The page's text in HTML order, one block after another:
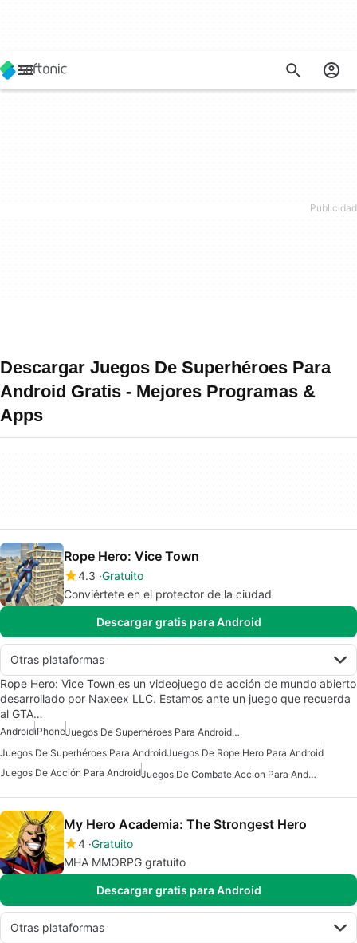
Descargar Juegos De Superhéroes Para
Android Gratis - Mejores Programas &
Apps
Rope Hero: Vice Town
4.3 Gratuito
Conviértete en el protector de la ciudad
Descargar gratis para Android
Otras plataformas
Rope Hero: Vice Town es un videojuego de acción de mundo abierto
desarrollado por Naxeex LLC. Estamos ante un juego que recuerda
al GTA…
AndroidiPhone
Juegos De Superhéroes Para Android Gratis
Juegos De Superhéroes Para AndroidJuegos De Rope Hero Para Android
Juegos De Acción Para Android
Juegos De Combate Accion Para Android
My Hero Academia: The Strongest Hero
4 Gratuito
MHA MMORPG gratuito
Descargar gratis para Android
Otras plataformas